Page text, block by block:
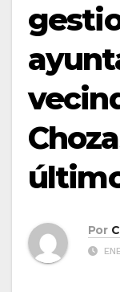
Por